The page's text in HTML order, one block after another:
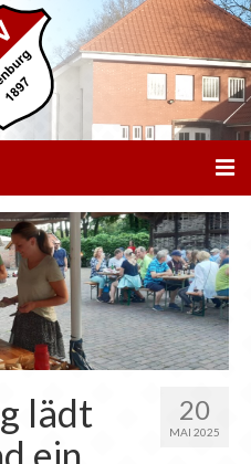
20
MAI 2025
lädt
ein